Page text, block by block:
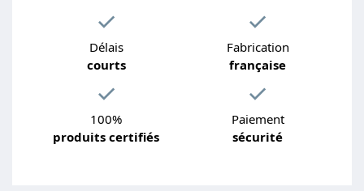
Délais
courts
Fabrication
française
100%
produits certifiés
Paiement
sécurité